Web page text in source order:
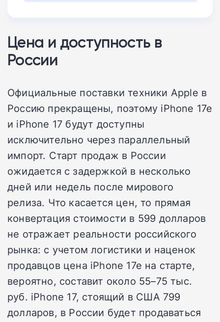
Цена и доступность в
России
Официальные поставки техники Apple в
Россию прекращены, поэтому iPhone 17e
и iPhone 17 будут доступны
исключительно через параллельный
импорт. Старт продаж в России
ожидается с задержкой в несколько
дней или недель после мирового
релиза. Что касается цен, то прямая
конвертация стоимости в 599 долларов
не отражает реальности российского
рынка: с учетом логистики и наценок
продавцов цена iPhone 17e на старте,
вероятно, составит около 55–75 тыс.
руб. iPhone 17, стоящий в США 799
долларов, в России будет продаваться